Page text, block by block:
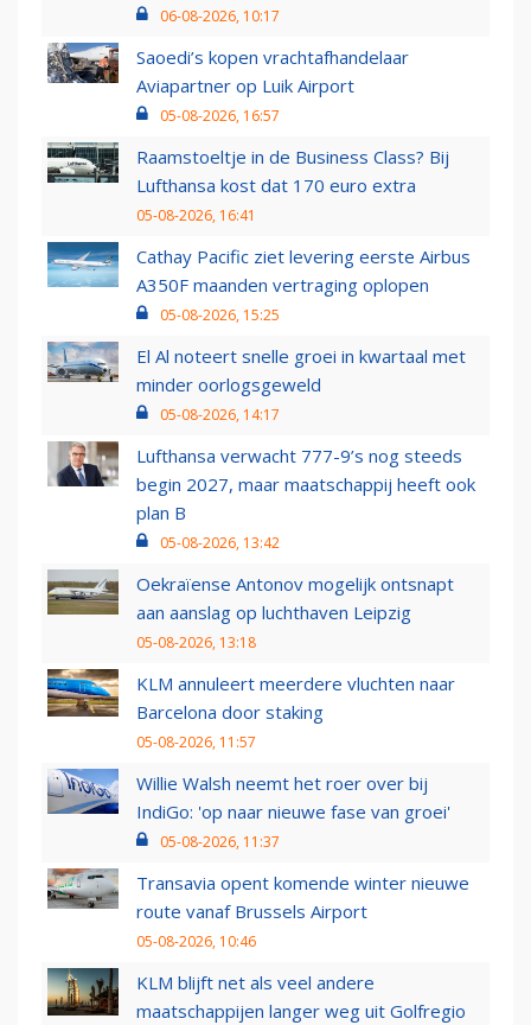
06-08-2026, 10:17
Saoedi’s kopen vrachtafhandelaar
Aviapartner op Luik Airport
05-08-2026, 16:57
Raamstoeltje in de Business Class? Bij
Lufthansa kost dat 170 euro extra
05-08-2026, 16:41
Cathay Pacific ziet levering eerste Airbus
A350F maanden vertraging oplopen
05-08-2026, 15:25
El Al noteert snelle groei in kwartaal met
minder oorlogsgeweld
05-08-2026, 14:17
Lufthansa verwacht 777-9’s nog steeds
begin 2027, maar maatschappij heeft ook
plan B
05-08-2026, 13:42
Oekraïense Antonov mogelijk ontsnapt
aan aanslag op luchthaven Leipzig
05-08-2026, 13:18
KLM annuleert meerdere vluchten naar
Barcelona door staking
05-08-2026, 11:57
Willie Walsh neemt het roer over bij
IndiGo: 'op naar nieuwe fase van groei'
05-08-2026, 11:37
Transavia opent komende winter nieuwe
route vanaf Brussels Airport
05-08-2026, 10:46
KLM blijft net als veel andere
maatschappijen langer weg uit Golfregio